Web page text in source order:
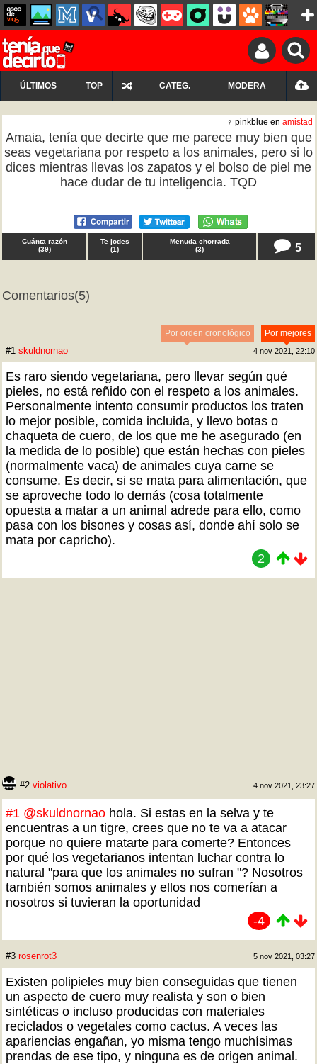
ÚLTIMOS TOP CATEG. MODERA
♀ pinkblue en amistad
Amaia, tenía que decirte que me parece muy bien que
seas vegetariana por respeto a los animales, pero si lo
dices mientras llevas los zapatos y el bolso de piel me
hace dudar de tu inteligencia. TQD
Cuánta razón
(39)
Te jodes
(1)
Menuda chorrada
(3) 5
Comentarios(5)
Por mejores
Por orden cronológico
#1 skuldnornao 4 nov 2021, 22:10
Es raro siendo vegetariana, pero llevar según qué
pieles, no está reñido con el respeto a los animales.
Personalmente intento consumir productos los traten
lo mejor posible, comida incluida, y llevo botas o
chaqueta de cuero, de los que me he asegurado (en
la medida de lo posible) que están hechas con pieles
(normalmente vaca) de animales cuya carne se
consume. Es decir, si se mata para alimentación, que
se aproveche todo lo demás (cosa totalmente
opuesta a matar a un animal adrede para ello, como
pasa con los bisones y cosas así, donde ahí solo se
mata por capricho).
2
#2 violativo 4 nov 2021, 23:27
#1 @skuldnornao hola. Si estas en la selva y te
encuentras a un tigre, crees que no te va a atacar
porque no quiere matarte para comerte? Entonces
por qué los vegetarianos intentan luchar contra lo
natural "para que los animales no sufran "? Nosotros
también somos animales y ellos nos comerían a
nosotros si tuvieran la oportunidad
-4
#3 rosenrot3 5 nov 2021, 03:27
Existen polipieles muy bien conseguidas que tienen
un aspecto de cuero muy realista y son o bien
sintéticas o incluso producidas con materiales
reciclados o vegetales como cactus. A veces las
apariencias engañan, yo misma tengo muchísimas
prendas de ese tipo, y ninguna es de origen animal.